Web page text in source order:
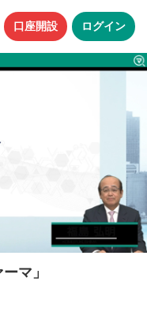
口座開設 ログイン
マ」